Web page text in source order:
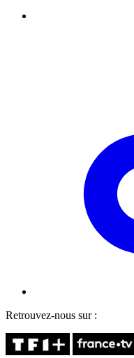
Retrouvez-nous sur :